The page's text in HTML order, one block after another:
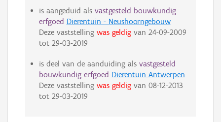
is aangeduid als vastgesteld bouwkundig
erfgoed Dierentuin - Neushoorngebouw
Deze vaststelling was geldigvan 24-09-2009
tot 29-03-2019
is deel van de aanduiding als vastgesteld
bouwkundig erfgoed Dierentuin Antwerpen
Deze vaststelling was geldigvan 08-12-2013
tot 29-03-2019